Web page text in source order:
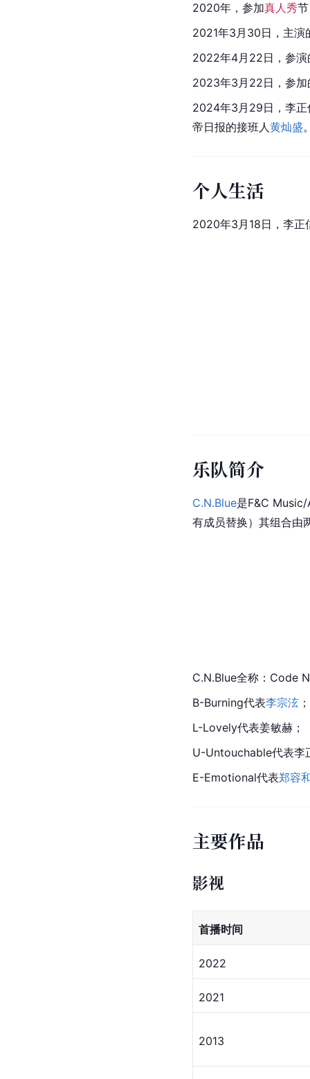
2020年，参加真人秀
2021年3月30日，主演
2022年4月22日，参演
2023年3月22日，参加
2024年3月29日，李正
帝日报的接班人黄灿盛
个人生活
2020年3月18日，李正
乐队简介
C.N.Blue是F&C
有成员替换）其组合由
C.N.Blue全称：Code
B-Burning代表李宗泫 ；
L-Lovely代表姜敏赫 ；
U-Untouchable代表李
E-Emotional代表郑容
主要作品
影视
首播时间
2022
2021
2013